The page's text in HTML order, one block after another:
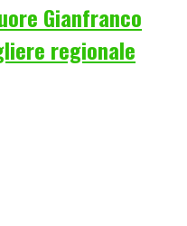
Gianfranco
regionale